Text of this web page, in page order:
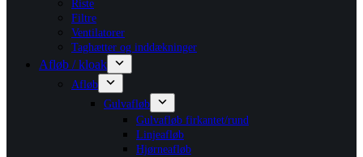
Riste
Filtre
Ventilatorer
Taghætter og inddækninger
Afløb / kloak
Afløb
Gulvafløb
Gulvafløb firkantet/rund
Linjeafløb
Hjørneafløb